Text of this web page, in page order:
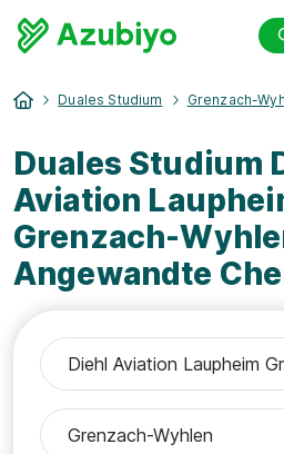
Duales Studium Grenzach-
Duales Studium
Aviation
Grenzach-
Angewandte